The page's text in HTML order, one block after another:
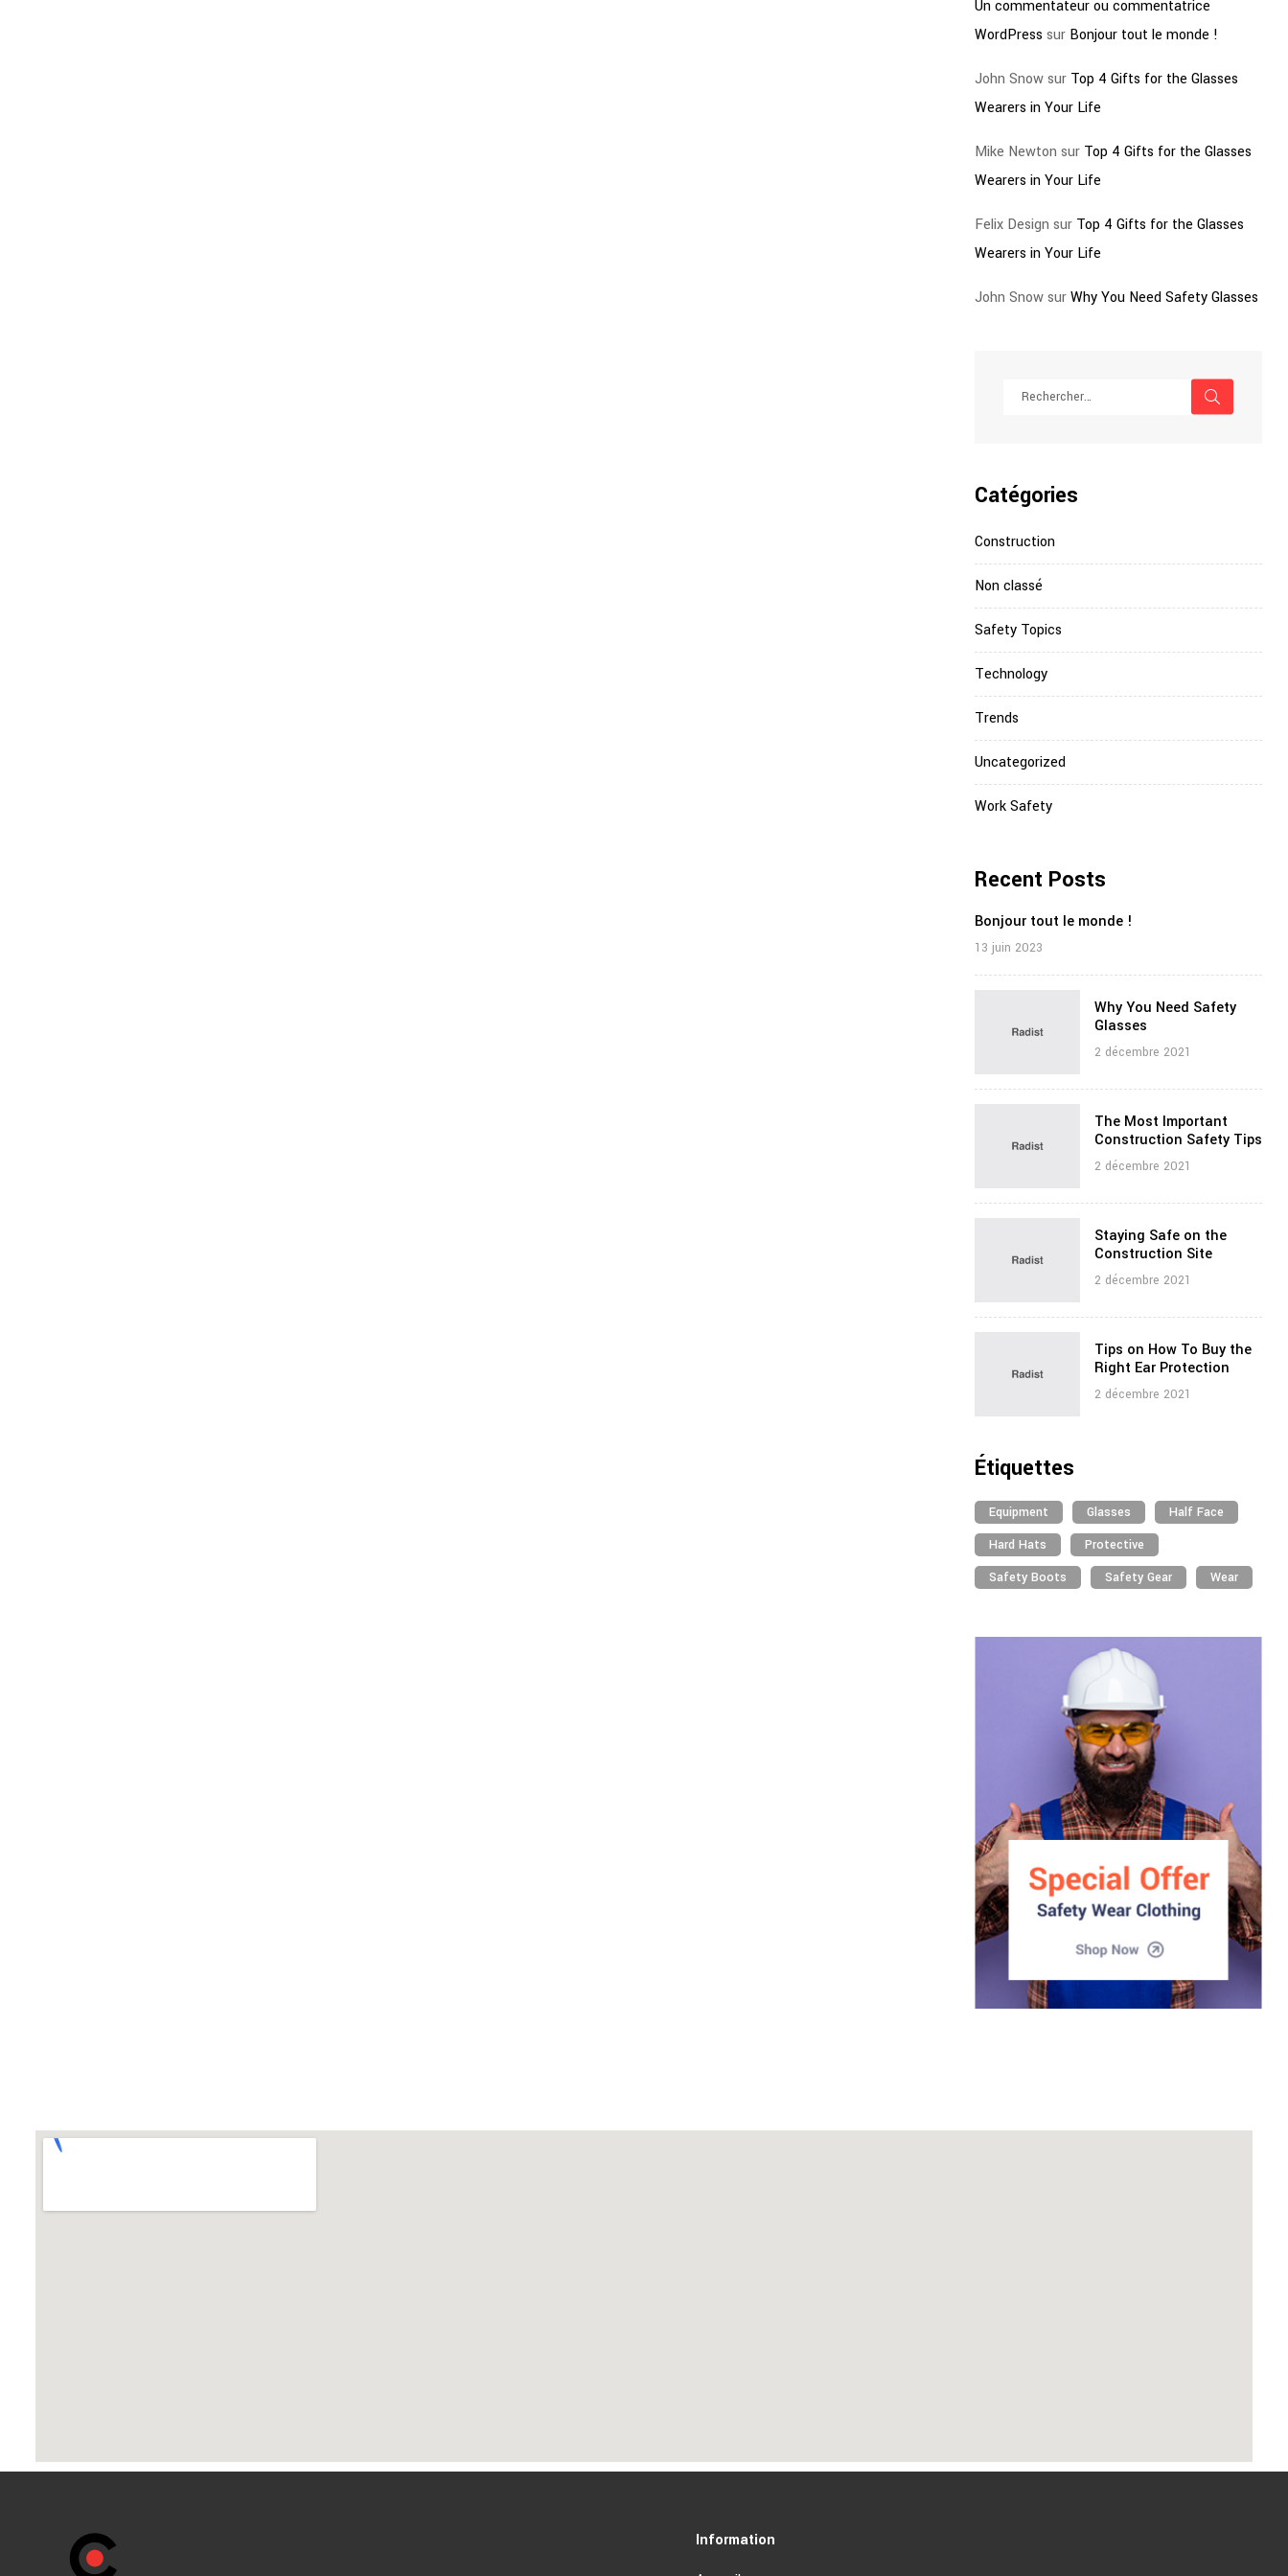
Un commentateur ou commentatrice
WordPress sur Bonjour tout le monde !
John Snowsur Top 4 Gifts for the Glasses
Wearers in Your Life
Mike Newton sur Top 4 Gifts for the Glasses
Wearers in Your Life
Felix Design sur Top 4 Gifts for the Glasses
Wearers in Your Life
John SnowsurWhy You Need Safety Glasses
Catégories
Construction
Non classé
Safety Topics
Technology
Trends
Uncategorized
Work Safety
Recent Posts
Bonjour tout le monde !
13 juin 2023
Why You Need Safety
Glasses
2 décembre 2021
The Most Important
Construction Safety Tips
2 décembre 2021
Staying Safe on the
Construction Site
2 décembre 2021
Tips on How To Buy the
Right Ear Protection
2 décembre 2021
Étiquettes
Equipment Glasses
Half Face
Hard Hats
Protective
Safety Boots
Safety Gear Wear
Information